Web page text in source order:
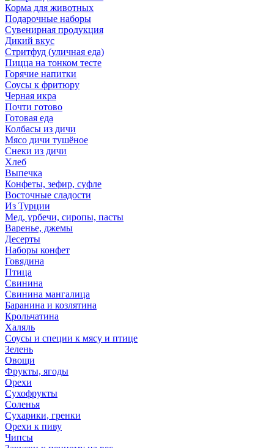
Корма для животных
Подарочные наборы
Сувенирная продукция
Дикий вкус
Стритфуд (уличная еда)
Пицца на тонком тесте
Горячие напитки
Соусы к фритюру
Черная икра
Почти готово
Готовая еда
Колбасы из дичи
Мясо дичи тушёное
Снеки из дичи
Хлеб
Выпечка
Конфеты, зефир, суфле
Восточные сладости
Из Турции
Мед, урбечи, сиропы, пасты
Варенье, джемы
Десерты
Наборы конфет
Говядина
Птица
Свинина
Свинина мангалица
Баранина и козлятина
Крольчатина
Халяль
Соусы и специи к мясу и птице
Зелень
Овощи
Фрукты, ягоды
Орехи
Сухофрукты
Соленья
Сухарики, гренки
Орехи к пиву
Чипсы